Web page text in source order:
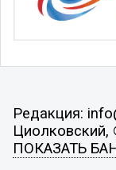
Редакция:
Циолковский,
ПОКАЗАТЬ